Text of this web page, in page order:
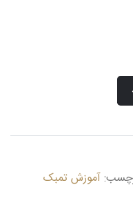
آموزش تمبک